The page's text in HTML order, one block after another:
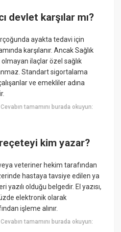
devlet karşılar mı?
ayakta tedavi için
karşılanır. Ancak Sağlık
olmayan ilaçlar özel sağlık
Standart sigortalama
ve emekliler adına
Cevabın tamamını burada okuyun:
kim yazar?
veteriner hekim tarafından
hastaya tavsiye edilen ya
yazılı olduğu belgedir. El yazısı,
elektronik olarak
işleme alınır.
Cevabın tamamını burada okuyun: